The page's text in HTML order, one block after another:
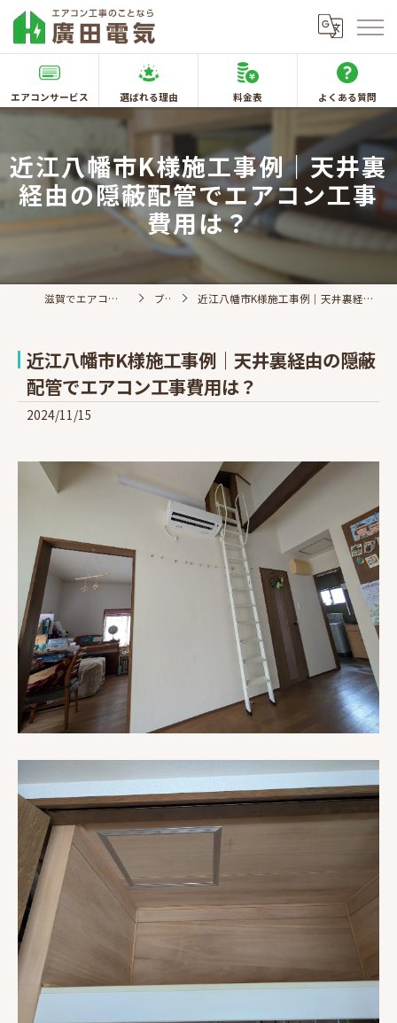
エアコンサービス 選ばれる理由 料金表 よくある質問
近江八幡市K様施工事例｜天井裏
経由の隠蔽配管でエアコン工事
費用は？
滋賀でエアコン取付なら廣田電気 ブログ 近江八幡市K様施工事例｜天井裏経由の隠蔽配管でエアコン工事費用は？
近江八幡市K様施工事例｜天井裏経由の隠蔽
配管でエアコン工事費用は？
2024/11/15